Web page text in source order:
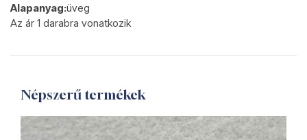
Alapanyag:üveg
Az ár 1 darabra vonatkozik
Népszerű termékek